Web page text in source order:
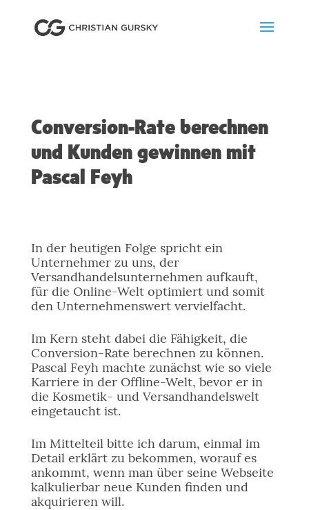
Conversion-Rate berechnen
und Kunden gewinnen mit
Pascal Feyh
In der heutigen Folge spricht ein
Unternehmer zu uns, der
Versandhandelsunternehmen aufkauft,
für die Online-Welt optimiert und somit
den Unternehmenswert vervielfacht.
Im Kern steht dabei die Fähigkeit, die
Conversion-Rate berechnen zu können.
Pascal Feyh machte zunächst wie so viele
Karriere in der Offline-Welt, bevor er in
die Kosmetik- und Versandhandelswelt
eingetaucht ist.
Im Mittelteil bitte ich darum, einmal im
Detail erklärt zu bekommen, worauf es
ankommt, wenn man über seine Webseite
kalkulierbar neue Kunden finden und
akquirieren will.